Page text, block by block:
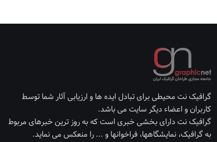
گرافیک نت محیطی برای تبادل ایده ها و ارزیابی آثار شما توسط
کاربران و اعضاء دیگر سایت می باشد.
گرافیک نت دارای بخشی خبری است که به روز ترین خبرهای مربوط
به گرافیک، نمایشگاهها، فراخوانها و ... را منعکس می نماید.